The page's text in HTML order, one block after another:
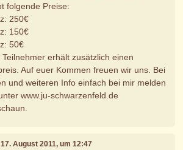
folgende Preise:
250€
150€
50€
Teilnehmer erhält zusätzlich einen
Auf euer Kommen freuen wir uns. Bei
und weiteren Info einfach bei mir melden
www.ju-schwarzenfeld.de
17. August 2011, um 12:47